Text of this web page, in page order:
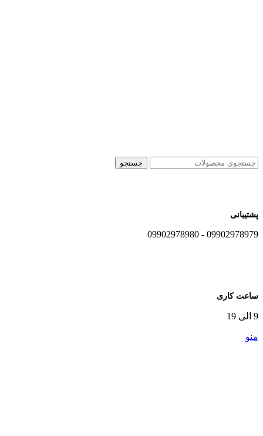
جستجو
پشتیبانی
09902978979 - 09902978980
ساعت کاری
9 الی 19
منو